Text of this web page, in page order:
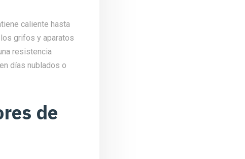
caliente hasta
grifos y aparatos
resistencia
días nublados o
de